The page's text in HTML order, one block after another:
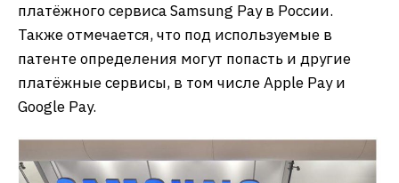
платёжного сервиса Samsung Pay в России.
Также отмечается, что под используемые в
патенте определения могут попасть и другие
платёжные сервисы, в том числе Apple Pay и
Google Pay.